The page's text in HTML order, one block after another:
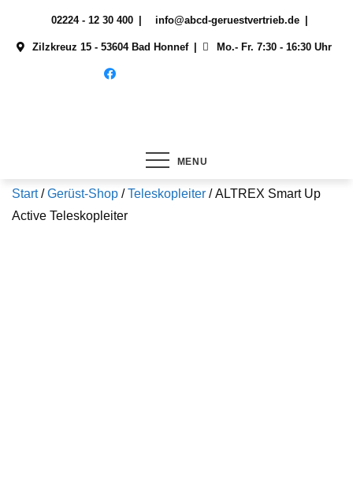
content
02224 - 12 30 400 info@abcd-geruestvertrieb.de
Zilzkreuz 15 - 53604 Bad Honnef Mo.- Fr. 7:30 - 16:30 Uhr
MENU
Start/Gerüst-Shop /Teleskopleiter / ALTREX Smart Up
Active Teleskopleiter